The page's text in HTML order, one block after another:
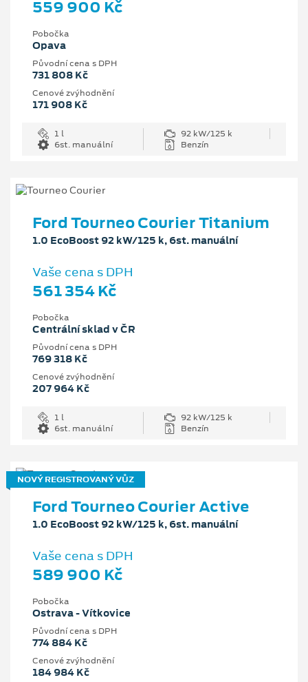
559 900 Kč
Pobočka
Opava
Původní cena s DPH
731 808 Kč
Cenové zvýhodnění
171 908 Kč
1 l
92 kW/125 k
6st. manuální
Benzín
Ford Tourneo Courier Titanium
1.0 EcoBoost 92 kW/125 k, 6st. manuální
Vaše cena s DPH
561 354 Kč
Pobočka
Centrální sklad v ČR
Původní cena s DPH
769 318 Kč
Cenové zvýhodnění
207 964 Kč
1 l
92 kW/125 k
6st. manuální
Benzín
NOVÝ REGISTROVANÝ VŮZ
Ford Tourneo Courier Active
1.0 EcoBoost 92 kW/125 k, 6st. manuální
Vaše cena s DPH
589 900 Kč
Pobočka
Ostrava - Vítkovice
Původní cena s DPH
774 884 Kč
Cenové zvýhodnění
184 984 Kč